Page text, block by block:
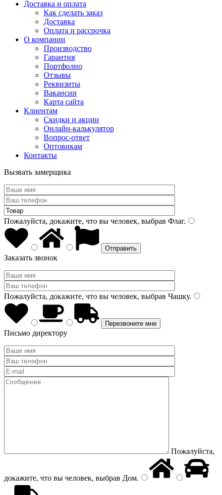
Доставка и оплата
Как сделать заказ
Доставка
Оплата и рассрочка
О компании
Производство
Гарантия
Портфолио
Отзывы
Реквизиты
Вакансии
Карта сайта
Клиентам
Скидки и акции
Онлайн-калькулятор
Вопрос-ответ
Оптовикам
Контакты
Вызвать замерщика
Пожалуйста, докажите, что вы человек, выбрав Флаг.
Заказать звонок
Пожалуйста, докажите, что вы человек, выбрав Чашку.
Письмо директору
Пожалуйста,
докажите, что вы человек, выбрав Дом.